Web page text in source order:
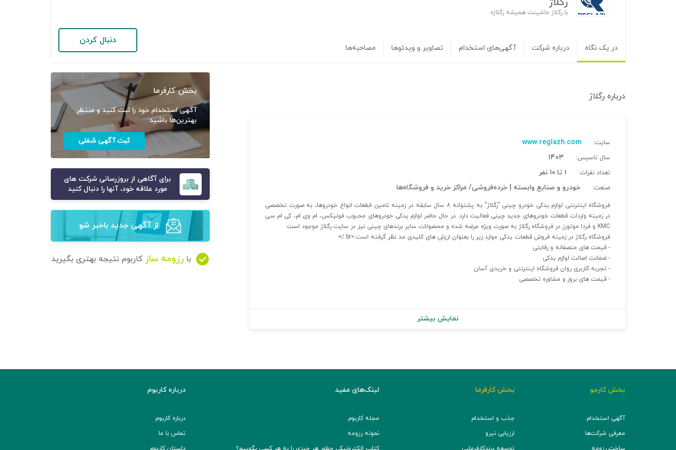
با رگلاژ ماشینت همیشه رگلاژه
در یک نگاه درباره شرکت آگهی‌های استخدام تصاویر و ویدئوها مصاحبه‌ها
دنبال کردن
درباره رگلاژ
سایت: www.reglazh.com
سال تاسیس: ۱۴۰۳
تعداد نفرات: ۱ تا ۱۰ نفر
صنعت: خودرو و صنایع وابسته | خرده‌فروشی/ مراکز خرید و فروشگاه‌ها
فروشگاه اینترنتی لوازم یدکی خودرو چینی "رگلاژ" به پشتوانه ۸ سال سابقه در زمینه تامین قطعات انواع خودروها، به صورت تخصصی
در زمینه واردات قطعات خودروهای جدید چینی فعالیت دارد. در حال حاضر لوازم یدکی خودروهای محبوب فونیکس، ام وی ام، کی ام سی
KMC و فردا موتورز در فروشگاه رگلاژ به صورت ویژه عرضه شده و محصولات سایر برندهای چینی نیز در سایت رگلاژ موجود است.
فروشگاه رگلاژ در زمینه فروش قطعات یدکی موارد زیر را بعنوان ارزش های کلیدی مد نظر گرفته است:<br />
- قیمت های منصفانه و رقابتی
- ضمانت اصالت لوازم یدکی
- تجربه کاربری روان فروشگاه اینترنتی و خریدی آسان
- قیمت های بروز و مشاوره تخصصی
نمایش بیشتر
بخش کارفرما
آگهی استخدام خود را ثبت کنید و منتظر
بهترین‌ها باشید
ثبت آگهی شغلی
برای آگاهی از بروزرسانی شرکت های
مورد علاقه خود، آنها را دنبال کنید
از آگهی‌ جدید باخبر شو
با رزومه ساز کاربوم نتیجه بهتری بگیرید
بخش کارجو
آگهی استخدام
معرفی شرکت‌ها
بخش کارفرما
جذب و استخدام
ارزیابی نیرو
لینک‌های مفید
مجله کاربوم
نمونه رزومه
درباره کاربوم
درباره کاربوم
تماس با ما